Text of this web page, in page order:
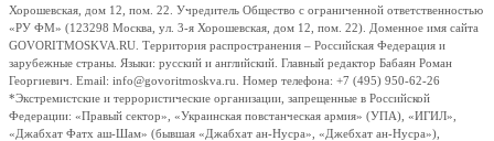
Хорошевская, дом 12, пом. 22. Учредитель Общество с ограниченной ответственностью
«РУ ФМ» (123298 Москва, ул. 3-я Хорошевская, дом 12, пом. 22). Доменное имя сайта
GOVORITMOSKVA.RU. Территория распространения – Российская Федерация и
зарубежные страны. Языки: русский и английский. Главный редактор Бабаян Роман
Георгиевич. Email: info@govoritmoskva.ru. Номер телефона: +7 (495) 950-62-26
*Экстремистские и террористические организации, запрещенные в Российской
Федерации: «Правый сектор», «Украинская повстанческая армия» (УПА), «ИГИЛ»,
«Джабхат Фатх аш-Шам» (бывшая «Джабхат ан-Нусра», «Джебхат ан-Нусра»),